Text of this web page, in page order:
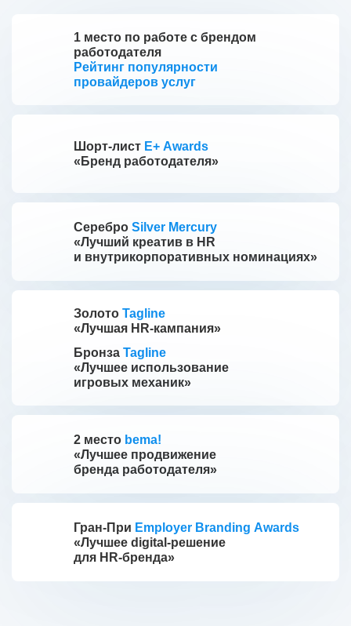
1 место по работе с брендом
работодателя
Рейтинг популярности
провайдеров услуг
Шорт-лист E+ Awards
«Бренд работодателя»
Серебро Silver Mercury
«Лучший креатив в HR
и внутрикорпоративных номинациях»
Золото Tagline
«Лучшая HR-кампания»
Бронза Tagline
«Лучшее использование
игровых механик»
2 место bema!
«Лучшее продвижение
бренда работодателя»
Гран-При Employer Branding Awards
«Лучшее digital-решение
для HR-бренда»